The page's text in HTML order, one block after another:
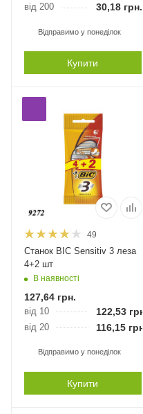
від 200 30,18 грн.
Відправимо у понеділок
Купити
49
Станок BIC Sensitiv 3 леза
4+2 шт
В наявності
127,64 грн.
від 10 122,53 грн.
від 20 116,15 грн.
Відправимо у понеділок
Купити